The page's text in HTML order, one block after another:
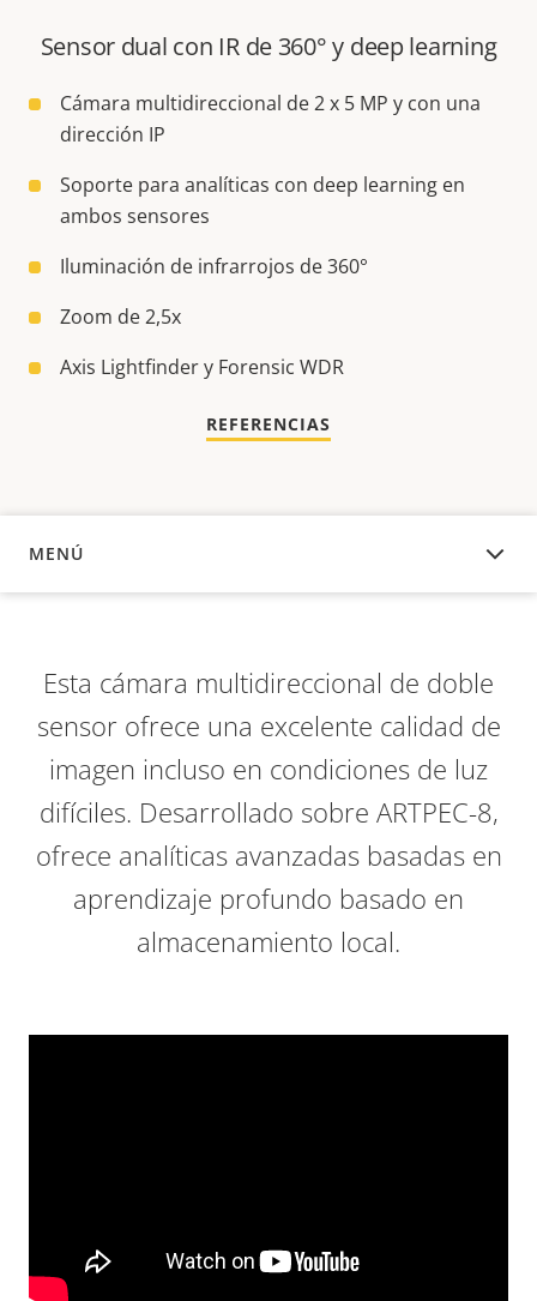
Sensor dual con IR de 360° y deep learning
Cámara multidireccional de 2 x 5 MP y con una
dirección IP
Soporte para analíticas con deep learning en
ambos sensores
Iluminación de infrarrojos de 360°
Zoom de 2,5x
Axis Lightfinder y Forensic WDR
REFERENCIAS
MENÚ
DESCRIPCIÓN
Esta cámara multidireccional de doble
sensor ofrece una excelente calidad de
imagen incluso en condiciones de luz
difíciles. Desarrollado sobre ARTPEC-8,
ofrece analíticas avanzadas basadas en
aprendizaje profundo basado en
almacenamiento local.